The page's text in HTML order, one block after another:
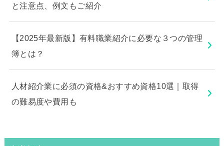
と注意点、例文もご紹介
【2025年最新版】有料職業紹介に必要な３つの管理
簿とは？
人材紹介業に必須の資格&おすすめ資格10選｜取得
の難易度や費用も